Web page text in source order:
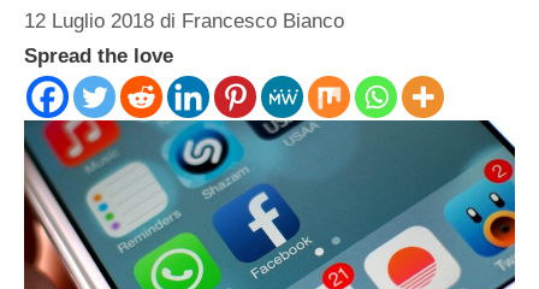
12 Luglio 2018 di Francesco Bianco
Spread the love